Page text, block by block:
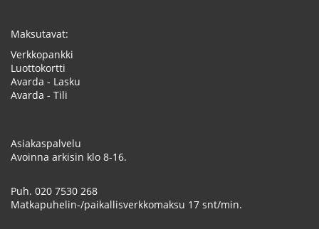
Maksutavat:
Verkkopankki
Luottokortti
Avarda - Lasku
Avarda - Tili
Asiakaspalvelu
Avoinna arkisin klo 8-16.
Puh. 020 7530 268
Matkapuhelin-/paikallisverkkomaksu 17 snt/min.